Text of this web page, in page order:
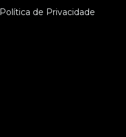
Política de Privacidade